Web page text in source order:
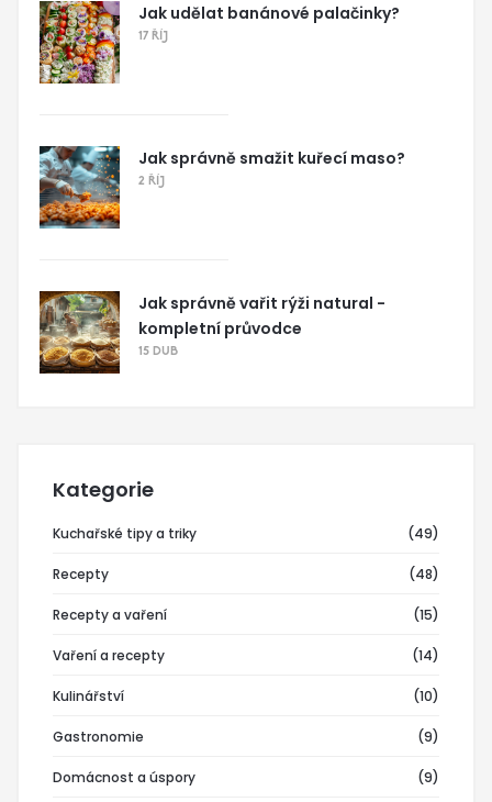
Jak udělat banánové palačinky?
17 ŘÍJ
Jak správně smažit kuřecí maso?
2 ŘÍJ
Jak správně vařit rýži natural -
kompletní průvodce
15 DUB
Kategorie
Kuchařské tipy a triky (49)
Recepty (48)
Recepty a vaření (15)
Vaření a recepty (14)
Kulinářství (10)
Gastronomie (9)
Domácnost a úspory (9)